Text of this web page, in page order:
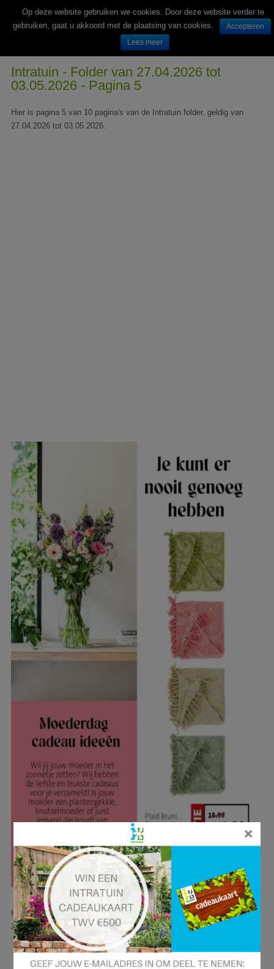
Wekelijks nieuwe folders van Nederlandse supermarkten en winkels
Intratuin - Folder van 27.04.2026 tot
03.05.2026 - Pagina 5
Hier is pagina 5 van 10 pagina's van de Intratuin folder, geldig van
27.04.2026 tot 03.05.2026.
Hier is pagina 5 van 10 pagina's van de Intratuin folder, geldig van
27.04.2026 tot 03.05.2026.
Op deze website gebruiken we cookies. Door deze website verder te
gebruiken, gaat u akkoord met de plaatsing van cookies.
Accepteren
Lees meer
×